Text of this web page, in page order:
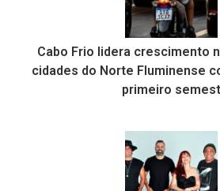
Cabo Frio lidera crescimento
cidades do Norte Fluminense
primeiro